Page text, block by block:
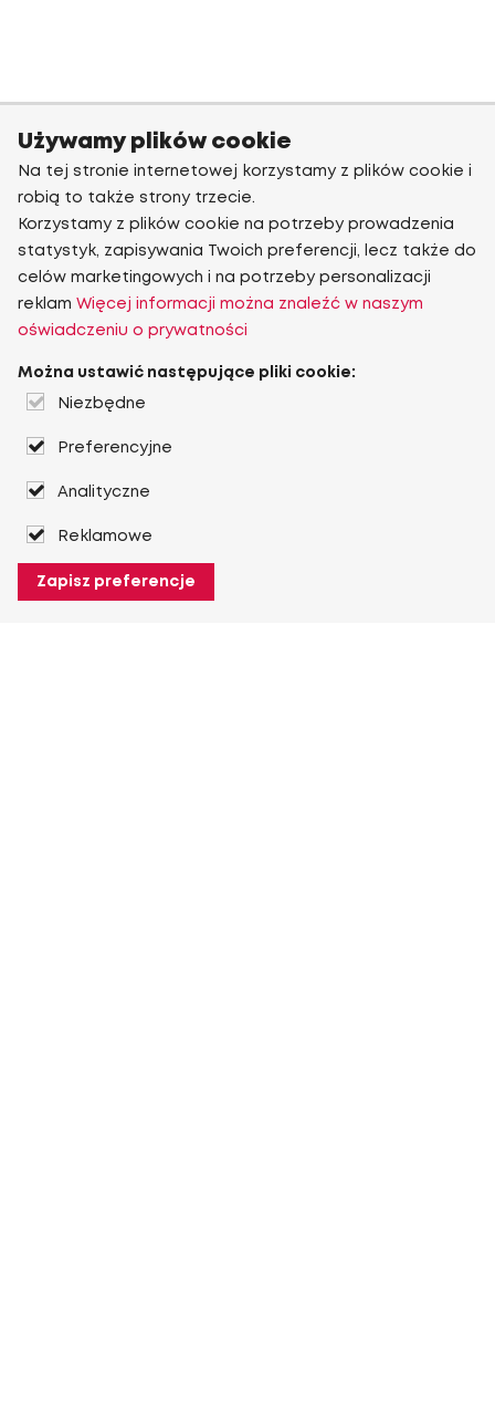
Używamy plików cookie
Na tej stronie internetowej korzystamy z plików cookie i
robią to także strony trzecie.
Korzystamy z plików cookie na potrzeby prowadzenia
statystyk, zapisywania Twoich preferencji, lecz także do
celów marketingowych i na potrzeby personalizacji
reklam Więcej informacji można znaleźć w naszym
oświadczeniu o prywatności
Można ustawić następujące pliki cookie:
Niezbędne
Preferencyjne
Analityczne
Reklamowe
Zapisz preferencje